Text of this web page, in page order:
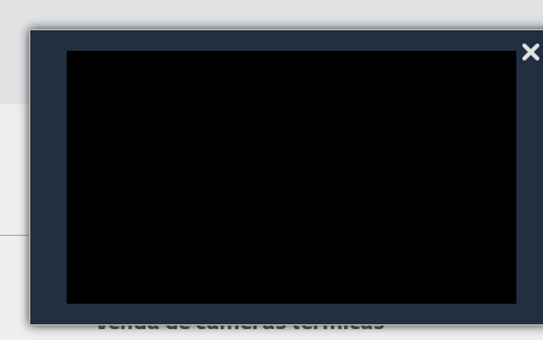
venda de câmeras térmicas